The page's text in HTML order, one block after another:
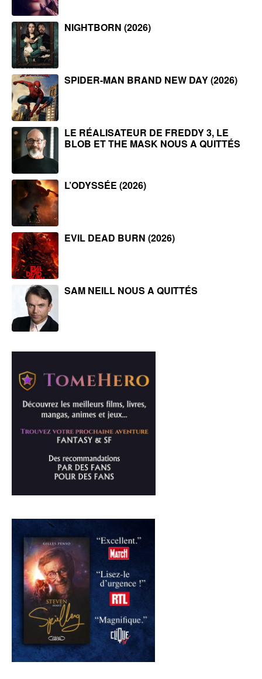
NIGHTBORN (2026)
SPIDER-MAN BRAND NEW DAY (2026)
LE RÉALISATEUR DE FREDDY 3, LE
BLOB ET THE MASK NOUS A QUITTÉS
L’ODYSSÉE (2026)
EVIL DEAD BURN (2026)
SAM NEILL NOUS A QUITTÉS